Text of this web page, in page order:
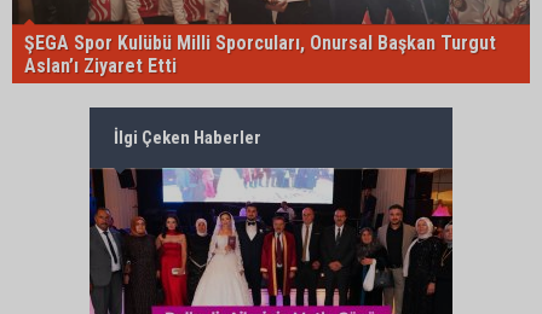
ŞEGA Spor Kulübü Milli Sporcuları, Onursal Başkan Turgut
Aslan’ı Ziyaret Etti
İlgi Çeken Haberler